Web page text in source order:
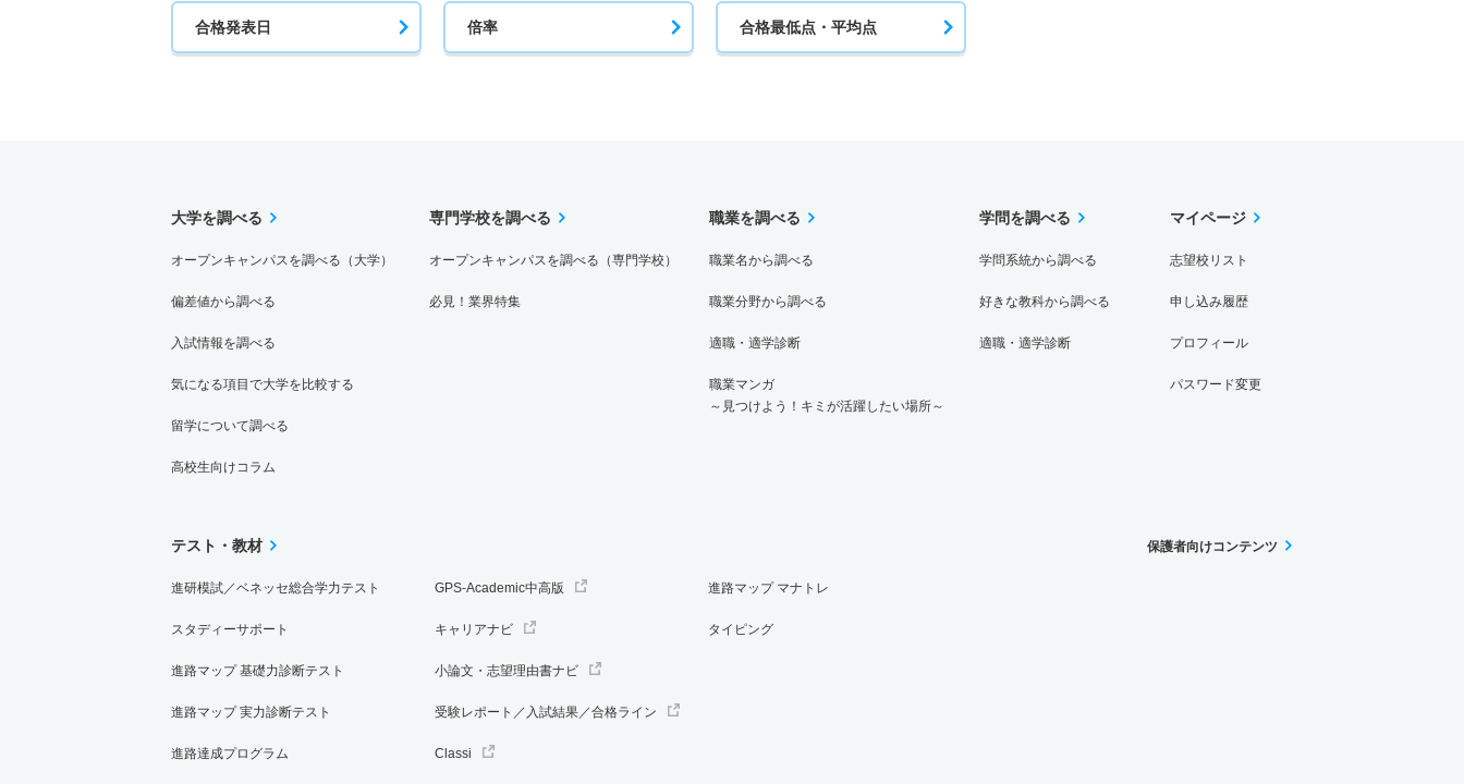
合格発表日 倍率 合格最低点・平均点
大学を調べる
オープンキャンパスを調べる（大学）
偏差値から調べる
入試情報を調べる
気になる項目で大学を比較する
留学について調べる
高校生向けコラム
専門学校を調べる
オープンキャンパスを調べる（専門学校）
必見！業界特集
職業を調べる
職業名から調べる
職業分野から調べる
適職・適学診断
職業マンガ
～見つけよう！キミが活躍したい場所～
学問を調べる
学問系統から調べる
好きな教科から調べる
適職・適学診断
マイページ
志望校リスト
申し込み履歴
プロフィール
パスワード変更
テスト・教材
進研模試／ベネッセ総合学力テスト
スタディーサポート
進路マップ 基礎力診断テスト
進路マップ 実力診断テスト
進路達成プログラム
GPS-Academic中高版
キャリアナビ
小論文・志望理由書ナビ
受験レポート／入試結果／合格ライン
Classi
進路マップ マナトレ
タイピング
保護者向けコンテンツ